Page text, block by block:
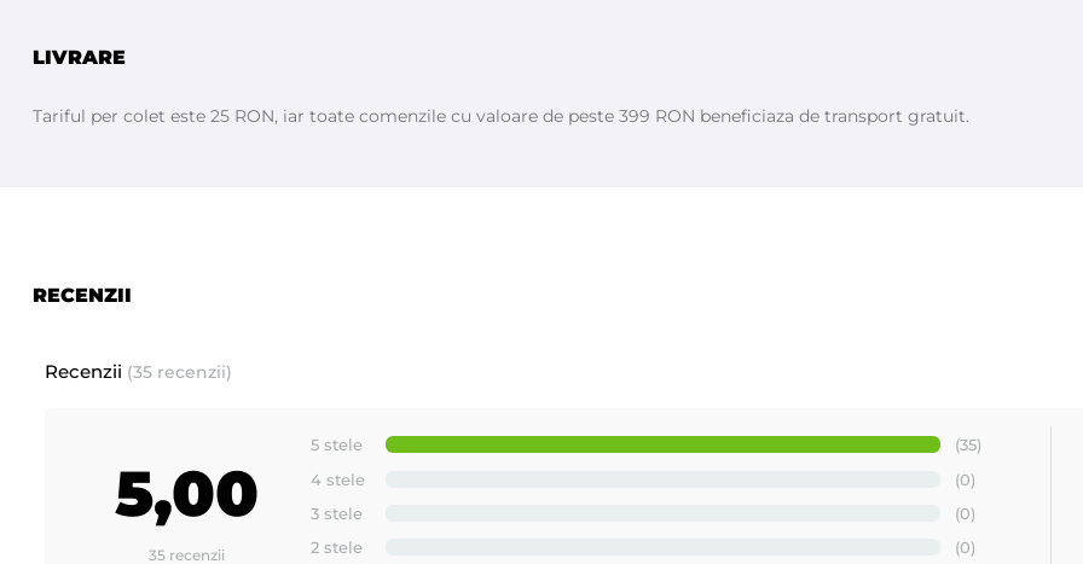
LIVRARE
Tariful per colet este 25 RON, iar toate comenzile cu valoare de peste 399 RON beneficiaza de transport gratuit.
RECENZII
Recenzii (35 recenzii)
5,00
35 recenzii
5 stele
(35)
4 stele
(0)
3 stele
(0)
2 stele
(0)